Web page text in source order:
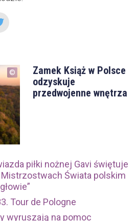
Zamek Książ w Polsce
odzyskuje
przedwojenne wnętrza
piłki nożnej Gavi świętuje
Świata polskim
Tour de Pologne
wyruszają na pomoc